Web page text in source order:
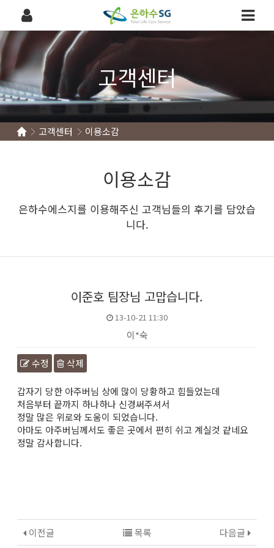
고객센터
고객센터 이용소감
이용소감
은하수에스지를 이용해주신 고객님들의 후기를 담았습
니다.
이준호 팀장님 고맙습니다.
13-10-21 11:30
이*숙
수정 삭제
본문
갑자기 당한 아주버님 상에 많이 당황하고 힘들었는데
처음부터 끝까지 하나하나 신경써주셔서
정말 많은 위로와 도움이 되었습니다.
아마도 아주버님께서도 좋은 곳에서 편히 쉬고 계실것 같네요
정말 감사합니다.
이전글 다음글
목록